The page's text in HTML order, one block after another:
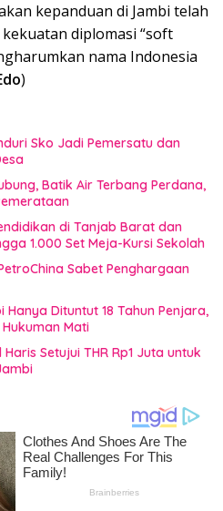
kepanduan di Jambi telah
diplomasi “soft
nama Indonesia
)
Sko Jadi Pemersatu dan
Batik Air Terbang Perdana,
di Tanjab Barat dan
1.000 Set Meja-Kursi Sekolah
Sabet Penghargaan
Dituntut 18 Tahun Penjara,
Mati
Setujui THR Rp1 Juta untuk